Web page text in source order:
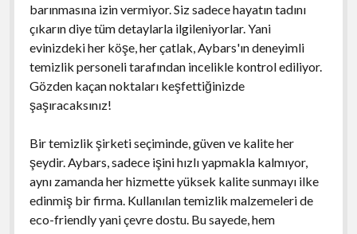
barınmasına izin vermiyor. Siz sadece hayatın tadını
çıkarın diye tüm detaylarla ilgileniyorlar. Yani
evinizdeki her köşe, her çatlak, Aybars'ın deneyimli
temizlik personeli tarafından incelikle kontrol ediliyor.
Gözden kaçan noktaları keşfettiğinizde
şaşıracaksınız!
Bir temizlik şirketi seçiminde, güven ve kalite her
şeydir. Aybars, sadece işini hızlı yapmakla kalmıyor,
aynı zamanda her hizmette yüksek kalite sunmayı ilke
edinmiş bir firma. Kullanılan temizlik malzemeleri de
eco-friendly yani çevre dostu. Bu sayede, hem